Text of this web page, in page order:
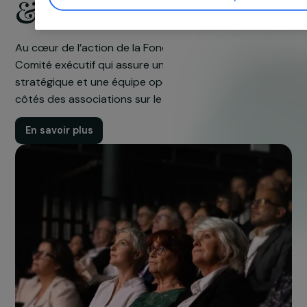
Gouvernance
& équipe
Au cœur de l’action de la Fondation se trouvent un
Comité exécutif qui assure une gouvernance
stratégique et une équipe opérationnelle engagée
côtés des associations sur le terrain.
En savoir plus
notre site.
Gérer mes cookies